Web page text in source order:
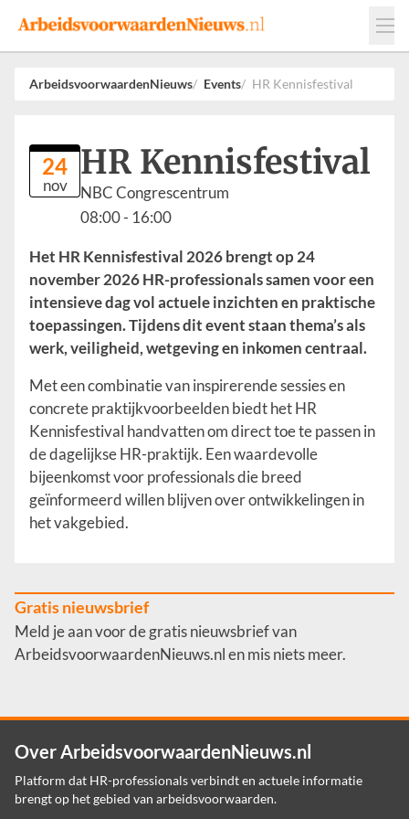
Events
Adverteren
Leveranciers
ArbeidsvoorwaardenNieuws Events HR Kennisfestival
24
nov
HR Kennisfestival
NBC Congrescentrum
08:00- 16:00
Het HR Kennisfestival 2026 brengt op 24
november 2026 HR-professionals samen voor een
intensieve dag vol actuele inzichten en praktische
toepassingen. Tijdens dit event staan thema’s als
werk, veiligheid, wetgeving en inkomen centraal.
Met een combinatie van inspirerende sessies en
concrete praktijkvoorbeelden biedt het HR
Kennisfestival handvatten om direct toe te passen in
de dagelijkse HR-praktijk. Een waardevolle
bijeenkomst voor professionals die breed
geïnformeerd willen blijven over ontwikkelingen in
het vakgebied.
Gratis nieuwsbrief
Meld je aan voor de gratis nieuwsbrief van
ArbeidsvoorwaardenNieuws.nl en mis niets meer.
Over ArbeidsvoorwaardenNieuws.nl
Platform dat HR-professionals verbindt en actuele informatie
brengt op het gebied van arbeidsvoorwaarden.